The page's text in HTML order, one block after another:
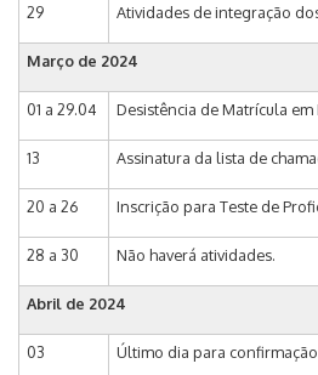
29 Atividades de integração
Março de 2024
01 a 29.04 Desistência de Matrícula
13 Assinatura da lista de
20 a 26 Inscrição para Teste de
28 a 30 Não haverá atividades.
Abril de 2024
03 Último dia para